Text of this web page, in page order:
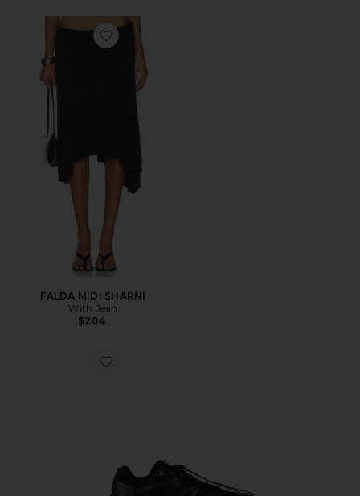
Favorite FALDA MIDI SHARNI
FALDA MIDI SHARNI
With Jean
$204
Favorite SNEAKERS DE SENDERISMO XT-6